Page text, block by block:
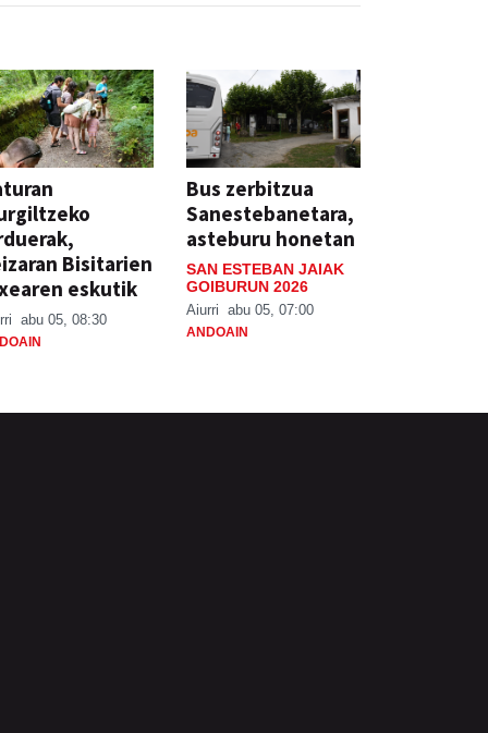
Bisitarien
eskutik
abu 05, 08:30
Bus zerbitzua
Sanestebanetara,
asteburu honetan
SAN ESTEBAN JAIAK
GOIBURUN 2026
Aiurri abu 05, 07:00
ANDOAIN